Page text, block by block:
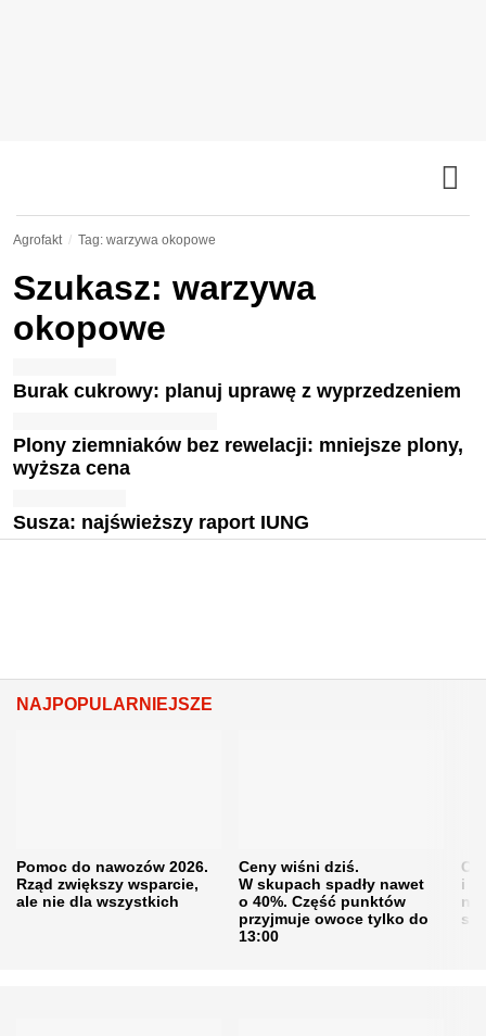
Agrofakt Tag: warzywa okopowe
Szukasz: warzywa
okopowe
Burak cukrowy: planuj uprawę z wyprzedzeniem
Plony ziemniaków bez rewelacji: mniejsze plony,
wyższa cena
Susza: najświeższy raport IUNG
NAJPOPULARNIEJSZE
Pomoc do nawozów 2026.
Rząd zwiększy wsparcie,
ale nie dla wszystkich
Ceny wiśni dziś.
W skupach spadły nawet
o 40%. Część punktów
przyjmuje owoce tylko do
13:00
i